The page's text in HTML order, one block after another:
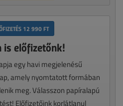
12 990 FT
is előfizetőnk!
egy havi megjelenésű
amely nyomtatott formában
meg. Válasszon papíralapú
Előfizetőink korlátlanul